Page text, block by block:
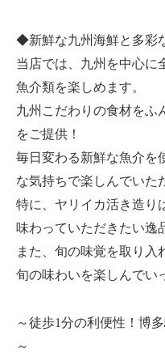
◆新鮮な九州海鮮と多彩
当店では、九州を中心に
魚介類を楽しめます。
九州こだわりの食材をふ
をご提供！
毎日変わる新鮮な魚介を
な気持ちで楽しんでいた
特に、ヤリイカ活き造り
味わっていただきたい逸
また、旬の味覚を取り入
旬の味わいを楽しんでい
～徒歩1分の利便性！博
～